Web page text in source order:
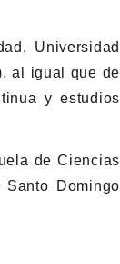
Universidad
al igual que de
y estudios
de Ciencias
Domingo